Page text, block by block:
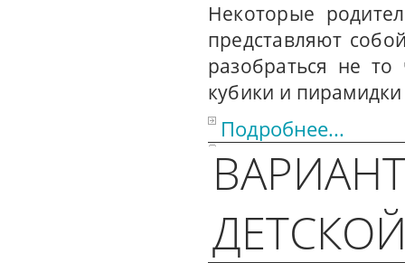
Некоторые
представляют
разобраться не
кубики и
Подробнее...